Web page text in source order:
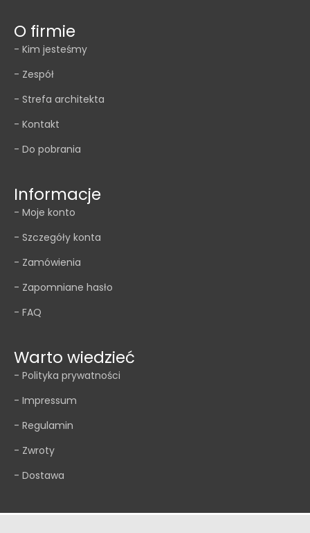
O firmie
- Kim jesteśmy
- Zespół
- Strefa architekta
- Kontakt
- Do pobrania
Informacje
- Moje konto
- Szczegóły konta
- Zamówienia
- Zapomniane hasło
- FAQ
Warto wiedzieć
- Polityka prywatności
- Impressum
- Regulamin
- Zwroty
- Dostawa